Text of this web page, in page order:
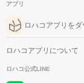
アプリ
ロハコアプリを
ロハコアプリについて
ロハコ公式LINE